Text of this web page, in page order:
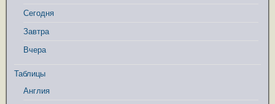
Сегодня
Завтра
Вчера
Таблицы
Англия